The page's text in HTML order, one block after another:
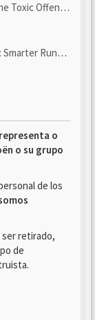
Scheme Your ...
Runs With U4N
o
o su grupo
de los
ser retirado,
de